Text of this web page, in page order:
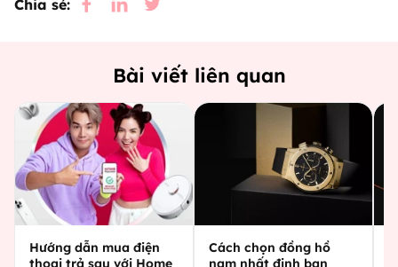
Chia sẻ:
Bài viết liên quan
Hướng dẫn mua điện
thoại trả sau với Home
Cách chọn đồng hồ
nam nhất định bạn